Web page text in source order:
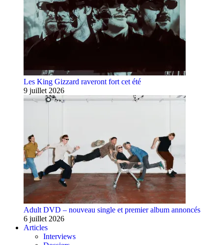
Les King Gizzard raveront fort cet été
9 juillet 2026
Adult DVD – nouveau single et premier album annoncés
6 juillet 2026
Articles
Interviews